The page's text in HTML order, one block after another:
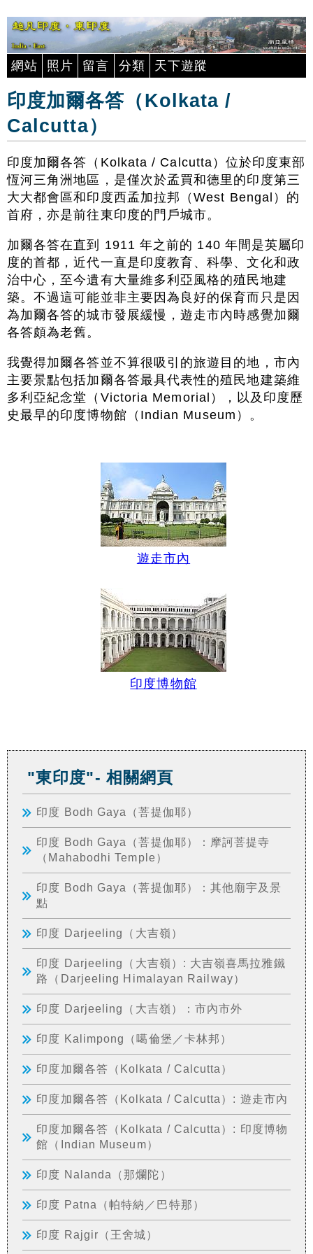
網站 照片 留言 分類 天下遊蹤
印度加爾各答（Kolkata /
Calcutta）
印度加爾各答（Kolkata / Calcutta）位於印度東部
恆河三角洲地區，是僅次於孟買和德里的印度第三
大大都會區和印度西孟加拉邦（West Bengal）的
首府，亦是前往東印度的門戶城市。
加爾各答在直到 1911 年之前的 140 年間是英屬印
度的首都，近代一直是印度教育、科學、文化和政
治中心，至今遺有大量維多利亞風格的殖民地建
築。不過這可能並非主要因為良好的保育而只是因
為加爾各答的城市發展緩慢，遊走市內時感覺加爾
各答頗為老舊。
我覺得加爾各答並不算很吸引的旅遊目的地，市內
主要景點包括加爾各答最具代表性的殖民地建築維
多利亞紀念堂（Victoria Memorial），以及印度歷
史最早的印度博物館（Indian Museum）。
遊走市內
印度博物館
"東印度"- 相關網頁
印度 Bodh Gaya（菩提伽耶）
印度 Bodh Gaya（菩提伽耶）：摩訶菩提寺
（Mahabodhi Temple）
印度 Bodh Gaya（菩提伽耶）：其他廟宇及景
點
印度 Darjeeling（大吉嶺）
印度 Darjeeling（大吉嶺）: 大吉嶺喜馬拉雅鐵
路（Darjeeling Himalayan Railway）
印度 Darjeeling（大吉嶺）：市內市外
印度 Kalimpong（噶倫堡／卡林邦）
印度加爾各答（Kolkata / Calcutta）
印度加爾各答（Kolkata / Calcutta）: 遊走市內
印度加爾各答（Kolkata / Calcutta）: 印度博物
館（Indian Museum）
印度 Nalanda（那爛陀）
印度 Patna（帕特納／巴特那）
印度 Rajgir（王舍城）